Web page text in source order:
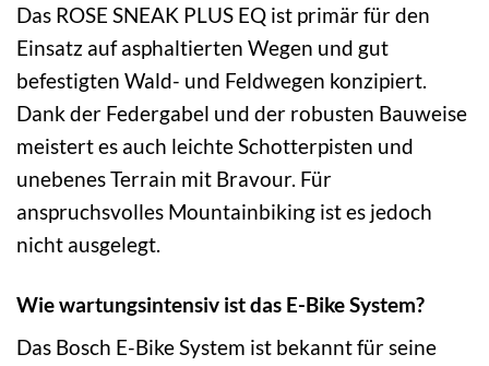
Das ROSE SNEAK PLUS EQ ist primär für den
Einsatz auf asphaltierten Wegen und gut
befestigten Wald- und Feldwegen konzipiert.
Dank der Federgabel und der robusten Bauweise
meistert es auch leichte Schotterpisten und
unebenes Terrain mit Bravour. Für
anspruchsvolles Mountainbiking ist es jedoch
nicht ausgelegt.
Wie wartungsintensiv ist das E-Bike System?
Das Bosch E-Bike System ist bekannt für seine